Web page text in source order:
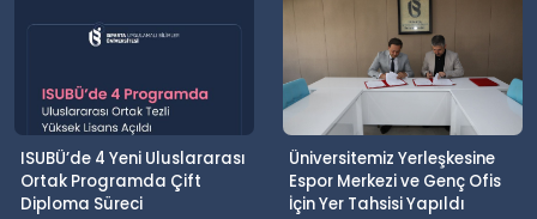
ISUBÜ’de 4 Yeni Uluslararası
Ortak Programda Çift
Diploma Süreci
Üniversitemiz Yerleşkesine
Espor Merkezi ve Genç Ofis
İçin Yer Tahsisi Yapıldı